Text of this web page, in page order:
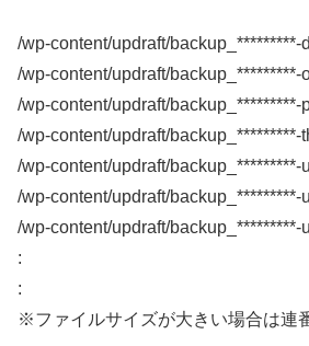
/wp-content/updraft/backup_*********-
/wp-content/updraft/backup_*********-
/wp-content/updraft/backup_*********-
/wp-content/updraft/backup_*********-
/wp-content/updraft/backup_*********-
/wp-content/updraft/backup_*********-
/wp-content/updraft/backup_*********-
:
:
※ファイルサイズが大きい場合は連